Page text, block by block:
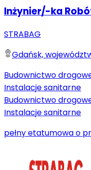
Inżynier/-ka
STRABAG
Gdańsk,
Budownictwo
Instalacje sanitarne
Budownictwo
Instalacje sanitarne
pełny etatumowa o